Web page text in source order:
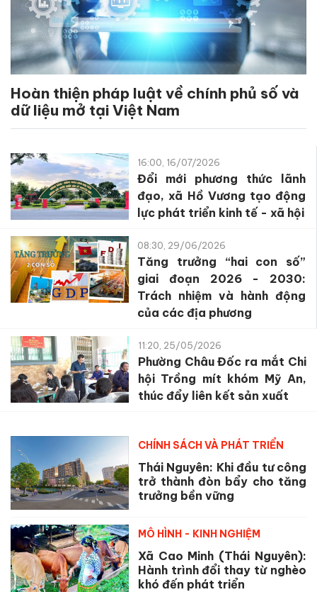
Hoàn thiện pháp luật về chính phủ số và
dữ liệu mở tại Việt Nam
16:00, 16/07/2026
Đổi mới phương thức lãnh
đạo, xã Hồ Vương tạo động
lực phát triển kinh tế - xã hội
08:30, 29/06/2026
Tăng trưởng “hai con số”
giai đoạn 2026 - 2030:
Trách nhiệm và hành động
của các địa phương
11:20, 25/05/2026
Phường Châu Đốc ra mắt Chi
hội Trồng mít khóm Mỹ An,
thúc đẩy liên kết sản xuất
CHÍNH SÁCH VÀ PHÁT TRIỂN
Thái Nguyên: Khi đầu tư công
trở thành đòn bẩy cho tăng
trưởng bền vững
MÔ HÌNH - KINH NGHIỆM
Xã Cao Minh (Thái Nguyên):
Hành trình đổi thay từ nghèo
khó đến phát triển